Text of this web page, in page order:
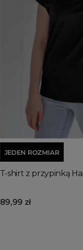
Dodaj do
JEDEN ROZMIAR
T-shirt z przypinką
89,99 zł